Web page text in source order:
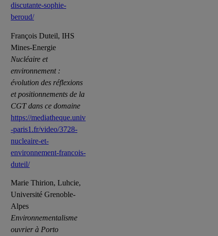
discutante-sophie-
beroud/
François Duteil, IHS
Mines-Energie
Nucléaire et
environnement :
évolution des réflexions
et positionnements de la
CGT dans ce domaine
https://mediatheque.univ
-paris1.fr/video/3728-
nucleaire-et-
environnement-francois-
duteil/
Marie Thirion, Luhcie,
Université Grenoble-
Alpes
Environnementalisme
ouvrier à Porto